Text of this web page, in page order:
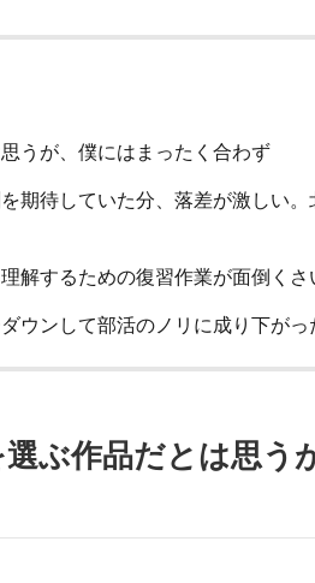
うが、僕にはまったく合わず
期待していた分、落差が激しい。
解するための復習作業が面倒くさ
ウンして部活のノリに成り下がっ
ぶ作品だとは思う